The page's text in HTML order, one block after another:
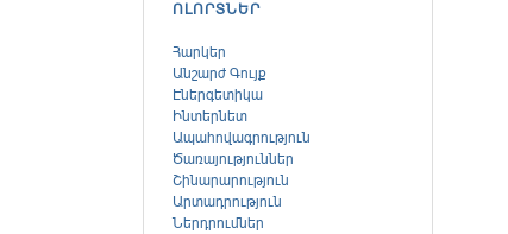
ՈԼՈՐՏՆԵՐ
Հարկեր
Անշարժ Գույք
Էներգետիկա
Ինտերնետ
Ապահովագրություն
Ծառայություններ
Շինարարություն
Արտադրություն
Ներդրումներ